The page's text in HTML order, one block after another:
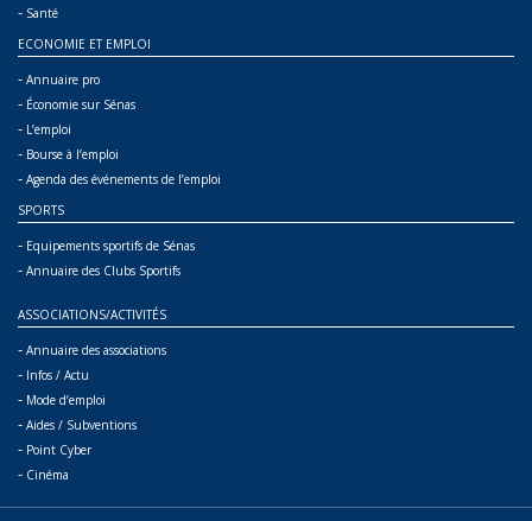
- Santé
ECONOMIE ET EMPLOI
- Annuaire pro
- Économie sur Sénas
- L’emploi
- Bourse à l’emploi
- Agenda des événements de l’emploi
SPORTS
- Equipements sportifs de Sénas
- Annuaire des Clubs Sportifs
ASSOCIATIONS/ACTIVITÉS
- Annuaire des associations
- Infos / Actu
- Mode d’emploi
- Aides / Subventions
- Point Cyber
- Cinéma